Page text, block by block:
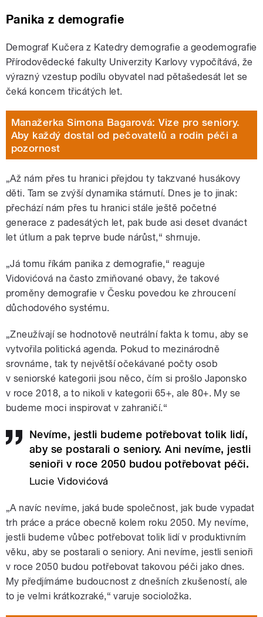
Panika z demografie
Demograf Kučera z Katedry demografie a geodemografie
Přírodovědecké fakulty Univerzity Karlovy vypočítává, že
výrazný vzestup podílu obyvatel nad pětašedesát let se
čeká koncem třicátých let.
Manažerka Simona Bagarová: Vize pro seniory.
Aby každý dostal od pečovatelů a rodin péči a
pozornost
„Až nám přes tu hranici přejdou ty takzvané husákovy
děti. Tam se zvýší dynamika stárnutí. Dnes je to jinak:
přechází nám přes tu hranici stále ještě početné
generace z padesátých let, pak bude asi deset dvanáct
let útlum a pak teprve bude nárůst,“ shrnuje.
„Já tomu říkám panika z demografie,“ reaguje
Vidovićová na často zmiňované obavy, že takové
proměny demografie v Česku povedou ke zhroucení
důchodového systému.
„Zneužívají se hodnotově neutrální fakta k tomu, aby se
vytvořila politická agenda. Pokud to mezinárodně
srovnáme, tak ty největší očekávané počty osob
v seniorské kategorii jsou něco, čím si prošlo Japonsko
v roce 2018, a to nikoli v kategorii 65+, ale 80+. My se
budeme moci inspirovat v zahraničí.“
Nevíme, jestli budeme potřebovat tolik lidí,
aby se postarali o seniory. Ani nevíme, jestli
senioři v roce 2050 budou potřebovat péči.
Lucie Vidovićová
„A navíc nevíme, jaká bude společnost, jak bude vypadat
trh práce a práce obecně kolem roku 2050. My nevíme,
jestli budeme vůbec potřebovat tolik lidí v produktivním
věku, aby se postarali o seniory. Ani nevíme, jestli senioři
v roce 2050 budou potřebovat takovou péči jako dnes.
My předjímáme budoucnost z dnešních zkušeností, ale
to je velmi krátkozraké,“ varuje socioložka.